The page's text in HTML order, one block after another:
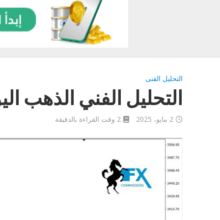
التحليل الفنى
التحليل الفني الذهب اليوم 2/
2 مايو، 2025 2 وقت القراءة بالدقيقة